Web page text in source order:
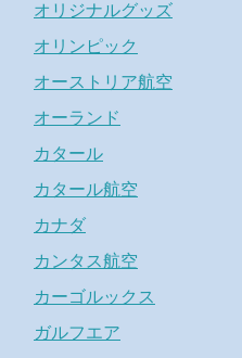
オリジナルグッズ
オリンピック
オーストリア航空
オーランド
カタール
カタール航空
カナダ
カンタス航空
カーゴルックス
ガルフエア